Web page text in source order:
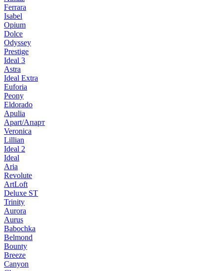
Ferrara
Isabel
Opium
Dolce
Odyssey
Prestige
Ideal 3
Astra
Ideal Extra
Euforia
Peony
Eldorado
Apulia
Apart/Апарт
Veronica
Lillian
Ideal 2
Ideal
Aria
Revolute
ArtLoft
Deluxe ST
Trinity
Aurora
Aurus
Babochka
Belmond
Bounty
Breeze
Canуon